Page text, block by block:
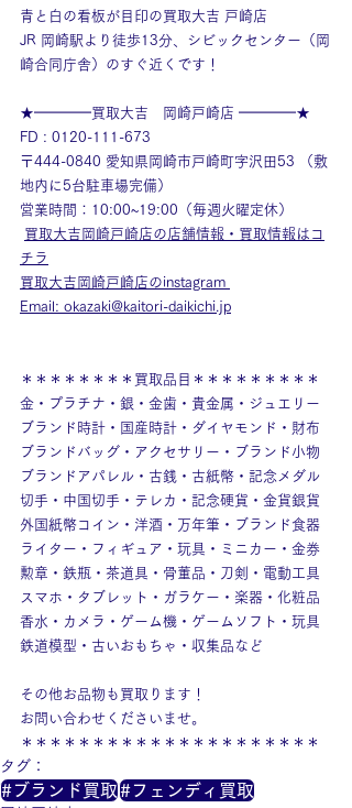
青と白の看板が目印の買取大吉 戸崎店
JR 岡崎駅より徒歩13分、シビックセンター（岡
崎合同庁舎）のすぐ近くです！
★━━━━買取大吉　岡崎戸崎店 ━━━━★
FD : 0120-111-673
〒444-0840 愛知県岡崎市戸崎町字沢田53 （敷
地内に5台駐車場完備）
営業時間：10:00~19:00（毎週火曜定休）
買取大吉岡崎戸崎店の店舗情報・買取情報はコ
チラ
買取大吉岡崎戸崎店のinstagram
Email: okazaki@kaitori-daikichi.jp
＊＊＊＊＊＊＊＊買取品目＊＊＊＊＊＊＊＊＊
金・プラチナ・銀・金歯・貴金属・ジュエリー
ブランド時計・国産時計・ダイヤモンド・財布
ブランドバッグ・アクセサリー・ブランド小物
ブランドアパレル・古銭・古紙幣・記念メダル
切手・中国切手・テレカ・記念硬貨・金貨銀貨
外国紙幣コイン・洋酒・万年筆・ブランド食器
ライター・フィギュア・玩具・ミニカー・金券
勲章・鉄瓶・茶道具・骨董品・刀剣・電動工具
スマホ・タブレット・ガラケー・楽器・化粧品
香水・カメラ・ゲーム機・ゲームソフト・玩具
鉄道模型・古いおもちゃ・収集品など
その他お品物も買取ります！
お問い合わせくださいませ。
＊＊＊＊＊＊＊＊＊＊＊＊＊＊＊＊＊＊＊＊＊
タグ：
#ブランド買取#フェンディ買取